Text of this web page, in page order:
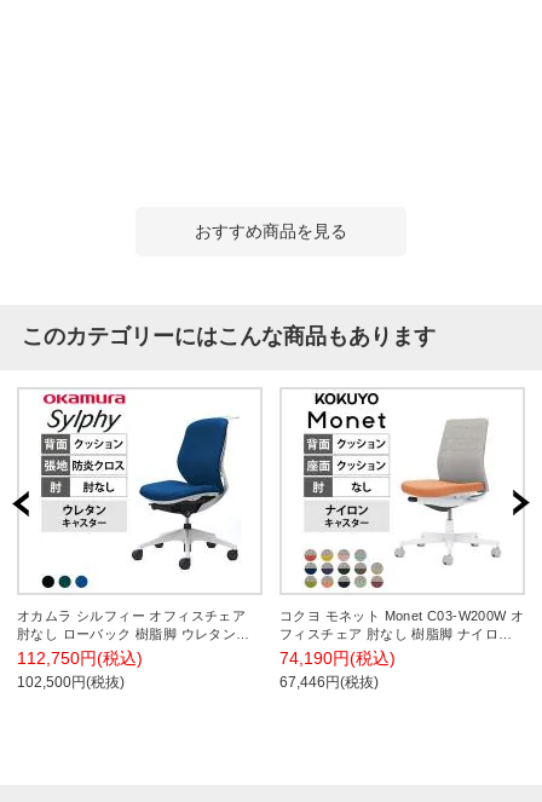
おすすめ商品を見る
このカテゴリーにはこんな商品もあります
オカムラ シルフィー オフィスチェア
肘なし ローバック 樹脂脚 ウレタンキ
ャスター ハンガー付き 背クッション
布張り(防炎) ホワイトボディokamura
Sylphy C634ZW
112,750円(税込)
102,500円(税抜)
コクヨ モネット Monet C03-W200W オ
フィスチェア 肘なし 樹脂脚 ナイロン
キャスター 背クッション 布張り 背座
別色(座色選択/背ライトグレー) 本体/脚
ホワイトグレー
74,190円(税込)
67,446円(税抜)